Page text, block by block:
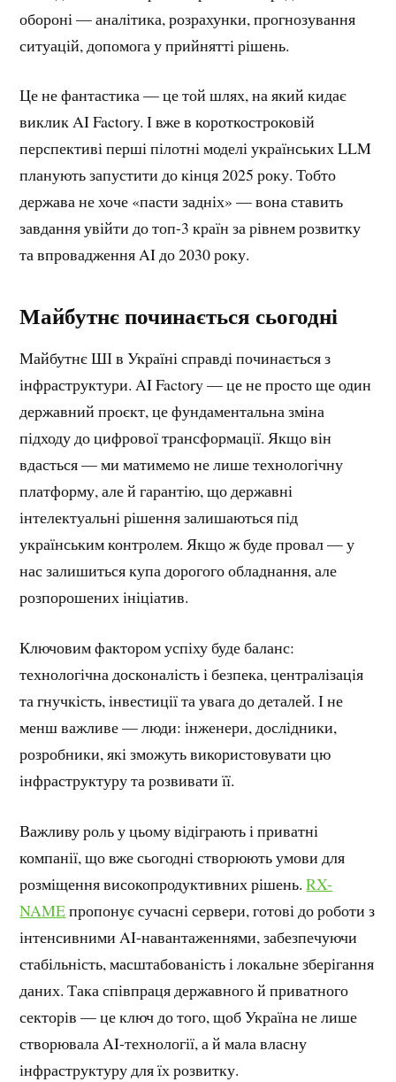
обороні — аналітика, розрахунки, прогнозування
ситуацій, допомога у прийнятті рішень.
Це не фантастика — це той шлях, на який кидає
виклик AI Factory. І вже в короткостроковій
перспективі перші пілотні моделі українських LLM
планують запустити до кінця 2025 року. Тобто
держава не хоче «пасти задніх» — вона ставить
завдання увійти до топ-3 країн за рівнем розвитку
та впровадження AI до 2030 року.
Майбутнє починається сьогодні
Майбутнє ШІ в Україні справді починається з
інфраструктури. AI Factory — це не просто ще один
державний проєкт, це фундаментальна зміна
підходу до цифрової трансформації. Якщо він
вдасться — ми матимемо не лише технологічну
платформу, але й гарантію, що державні
інтелектуальні рішення залишаються під
українським контролем. Якщо ж буде провал — у
нас залишиться купа дорогого обладнання, але
розпорошених ініціатив.
Ключовим фактором успіху буде баланс:
технологічна досконалість і безпека, централізація
та гнучкість, інвестиції та увага до деталей. І не
менш важливе — люди: інженери, дослідники,
розробники, які зможуть використовувати цю
інфраструктуру та розвивати її.
Важливу роль у цьому відіграють і приватні
компанії, що вже сьогодні створюють умови для
розміщення високопродуктивних рішень.RX-
NAMEпропонує сучасні сервери, готові до роботи з
інтенсивними AI-навантаженнями, забезпечуючи
стабільність, масштабованість і локальне зберігання
даних. Така співпраця державного й приватного
секторів — це ключ до того, щоб Україна не лише
створювала AI-технології, а й мала власну
інфраструктуру для їх розвитку.